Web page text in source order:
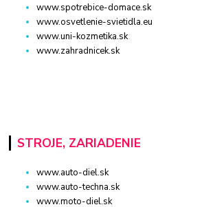
www.spotrebice-domace.sk
www.osvetlenie-svietidla.eu
www.uni-kozmetika.sk
www.zahradnicek.sk
STROJE, ZARIADENIE
www.auto-diel.sk
www.auto-techna.sk
www.moto-diel.sk